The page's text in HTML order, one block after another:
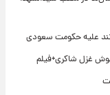
تند علیه حکومت سعودی
غزل شاکری+فیلم